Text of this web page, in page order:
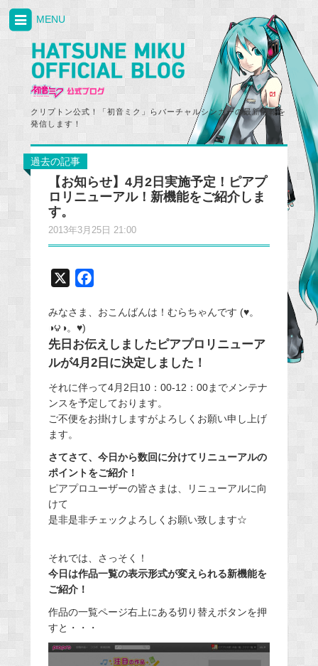
クリプトン公式！「初音ミク」らバーチャルシンガーの最新情報を
発信します！
MENU
過去の記事
【お知らせ】4月2日実施予定！ピアプ
ロリニューアル！新機能をご紹介しま
す。
2013年3月25日 21:00
c
b
o
o
k
みなさま、おこんばんは！むらちゃんです (♥。
◑౪◑。♥)
先日お伝えしましたピアプロリニューア
ルが4月2日に決定しました！
それに伴って4月2日10：00-12：00までメンテナ
ンスを予定しております。
ご不便をお掛けしますがよろしくお願い申し上げ
ます。
さてさて、今日から数回に分けてリニューアルの
ポイントをご紹介！
ピアプロユーザーの皆さまは、リニューアルに向
けて
是非是非チェックよろしくお願い致します☆
それでは、さっそく！
今日は作品一覧の表示形式が変えられる新機能を
ご紹介！
作品の一覧ページ右上にある切り替えボタンを押
すと・・・